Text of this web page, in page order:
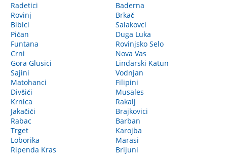
Radetici
Rovinj
Bibici
Pićan
Funtana
Crni
Gora Glusici
Sajini
Matohanci
Divšići
Krnica
Jakačići
Rabac
Trget
Loborika
Ripenda Kras
Baderna
Brkač
Salakovci
Duga Luka
Rovinjsko Selo
Nova Vas
Lindarski Katun
Vodnjan
Filipini
Musales
Rakalj
Brajkovici
Barban
Karojba
Marasi
Brijuni